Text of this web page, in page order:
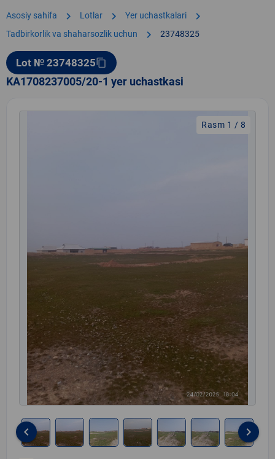
Asosiy sahifa chevron_right Lotlar chevron_right Yer uchastkalari chevron_right
Tadbirkorlik va shaharsozlik uchun chevron_right 23748325
Lot № 23748325content_copy
KA1708237005/20-1 yer uchastkasi
Rasm 1 / 8
keyboard_arrow_left keyboard_arrow_right